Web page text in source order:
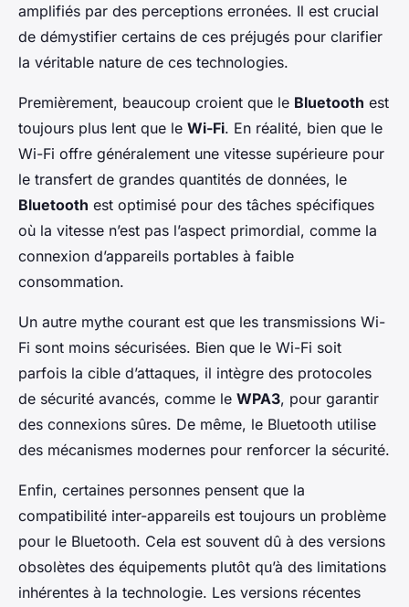
amplifiés par des perceptions erronées. Il est crucial
de démystifier certains de ces préjugés pour clarifier
la véritable nature de ces technologies.
Premièrement, beaucoup croient que le Bluetooth est
toujours plus lent que le Wi-Fi. En réalité, bien que le
Wi-Fi offre généralement une vitesse supérieure pour
le transfert de grandes quantités de données, le
Bluetooth est optimisé pour des tâches spécifiques
où la vitesse n’est pas l’aspect primordial, comme la
connexion d’appareils portables à faible
consommation.
Un autre mythe courant est que les transmissions Wi-
Fi sont moins sécurisées. Bien que le Wi-Fi soit
parfois la cible d’attaques, il intègre des protocoles
de sécurité avancés, comme le WPA3, pour garantir
des connexions sûres. De même, le Bluetooth utilise
des mécanismes modernes pour renforcer la sécurité.
Enfin, certaines personnes pensent que la
compatibilité inter-appareils est toujours un problème
pour le Bluetooth. Cela est souvent dû à des versions
obsolètes des équipements plutôt qu’à des limitations
inhérentes à la technologie. Les versions récentes